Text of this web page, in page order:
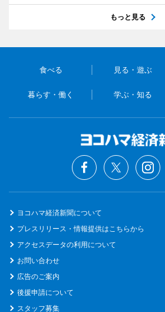
もっと見る
食べる 見る・遊ぶ
暮らす・働く 学ぶ・知る
ヨコハマ経済新聞について
プレスリリース・情報提供はこちらから
アクセスデータの利用について
お問い合わせ
広告のご案内
後援申請について
スタッフ募集